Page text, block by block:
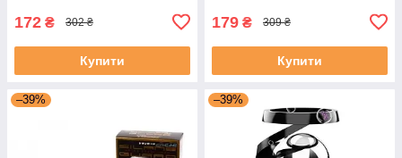
172 ₴ 302 ₴
Купити
179 ₴ 309 ₴
Купити
–39% –39%